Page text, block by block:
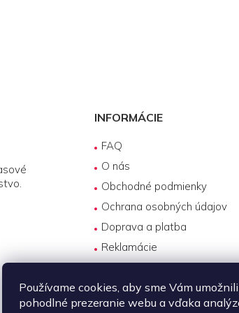
Používame cookies, aby sme Vám umožnili
pohodlné prezeranie webu a vďaka
INFORMÁCIE
FAQ
O nás
Obchodné podmienky
Ochrana osobných údajov
Doprava a platba
Reklamácie
Servis produktov DJI
Návody na používanie
Požičovňa produktov